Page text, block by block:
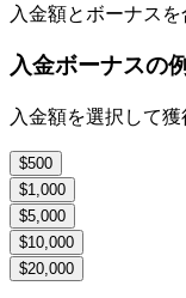
入金額とボーナスを
入金ボーナスの例
入金額を選択して獲
$500
$1,000
$5,000
$10,000
$20,000